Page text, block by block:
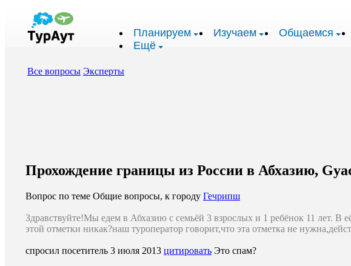
Планируем Изучаем Общаемся
Ещё
Все вопросы Эксперты
Прохождение границы из России в Абхазию,
Вопрос по теме Общие вопросы, к городу Гечрипш
Здравствуйте!Мы едем в Абхазию с семьёй 3 взрослых и 1 ребёнок 11 лет. В
этой отметки никак?наш туроператор говорит,что эта отметка не
спросил посетитель 3 июля 2013 цитировать Это спам?